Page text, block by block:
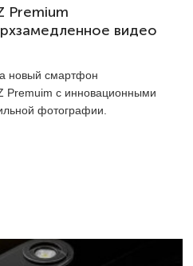
Premium
видео
новый смартфон
Premuim с инновационными
фотографии.